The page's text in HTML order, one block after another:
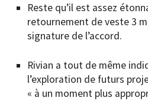
Reste qu’il est assez
retournement de veste 3
signature de l’accord.
Rivian a tout de même
l’exploration de futurs
« à un moment plus